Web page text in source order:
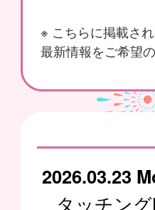
※ こちらに掲載さ
最新情報をご希望
2026.03.23
タッチン